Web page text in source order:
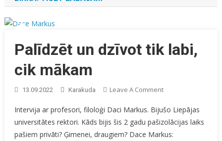
Palīdzēt un dzīvot tik labi,
cik mākam
13.09.2022 Karakuda Leave A CommentOn
Un
Dzīvot
Tik
Intervija ar profesori, filoloģi Daci Markus. Bijušo Liepājas
universitātes rektori. Kāds bijis šis 2 gadu pašizolācijas laiks
pašiem privāti? Ģimenei, draugiem? Dace Markus: